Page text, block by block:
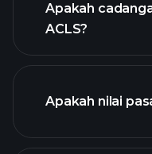
Apakah
ACLS?
Apakah nilai